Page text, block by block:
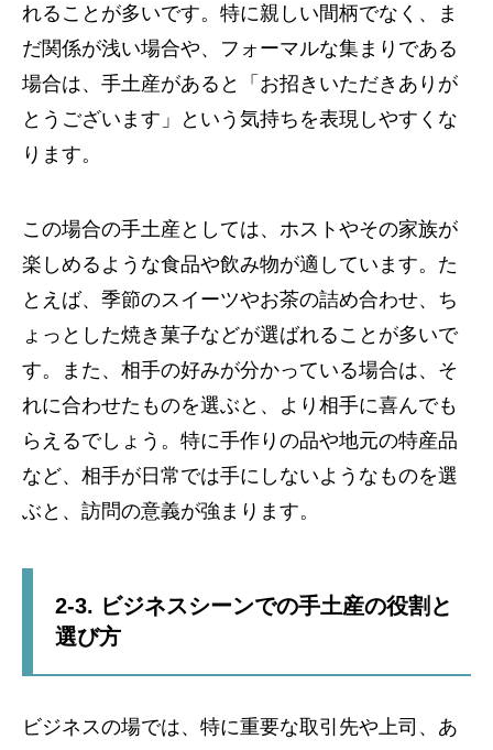
れることが多いです。特に親しい間柄でなく、ま
だ関係が浅い場合や、フォーマルな集まりである
場合は、手土産があると「お招きいただきありが
とうございます」という気持ちを表現しやすくな
ります。
この場合の手土産としては、ホストやその家族が
楽しめるような食品や飲み物が適しています。た
とえば、季節のスイーツやお茶の詰め合わせ、ち
ょっとした焼き菓子などが選ばれることが多いで
す。また、相手の好みが分かっている場合は、そ
れに合わせたものを選ぶと、より相手に喜んでも
らえるでしょう。特に手作りの品や地元の特産品
など、相手が日常では手にしないようなものを選
ぶと、訪問の意義が強まります。
2-3. ビジネスシーンでの手土産の役割と
選び方
ビジネスの場では、特に重要な取引先や上司、あ